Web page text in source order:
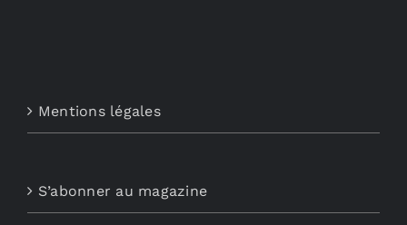
Mentions légales
S’abonner au magazine